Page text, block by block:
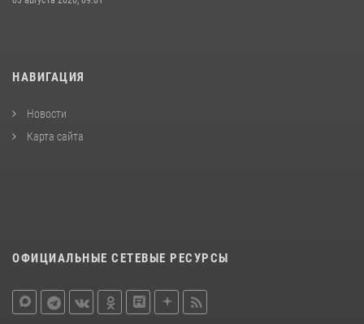
НАВИГАЦИЯ
Новости
Карта сайта
ОФИЦИАЛЬНЫЕ СЕТЕВЫЕ РЕСУРСЫ